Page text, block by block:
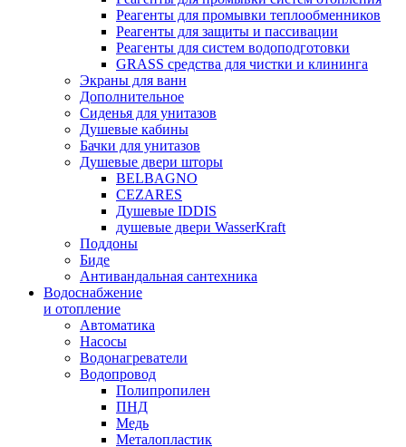
Реагенты для промывки теплообменников
Реагенты для защиты и пассивации
Реагенты для систем водоподготовки
GRASS средства для чистки и клининга
Экраны для ванн
Дополнительное
Сиденья для унитазов
Душевые кабины
Бачки для унитазов
Душевые двери шторы
BELBAGNO
CEZARES
Душевые IDDIS
душевые двери WasserKraft
Поддоны
Биде
Антивандальная сантехника
Водоснабжение
и отопление
Автоматика
Насосы
Водонагреватели
Водопровод
Полипропилен
ПНД
Медь
Металопластик